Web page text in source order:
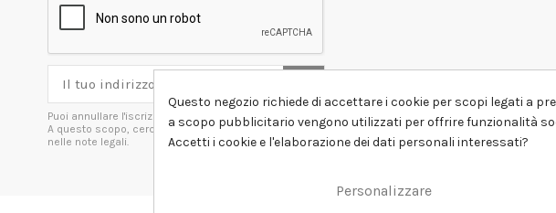
Puoi annullare l'iscrizione in ogni momenti.
A questo scopo, cerca le info di contatto
nelle note legali.
Questo negozio richiede di accettare i cookie per scopi legati a
a scopo pubblicitario vengono utilizzati per offrire funzionalità
Accetti i cookie e l'elaborazione dei dati personali interessati?
Personalizzare